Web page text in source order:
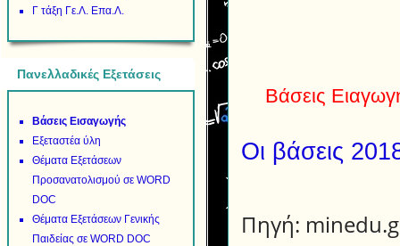
Γ τάξη Γε.Λ. Επα.Λ.
Πανελλαδικές Εξετάσεις
Βάσεις Εισαγωγής
Εξεταστέα ύλη
Θέματα Εξετάσεων
Προσανατολισμού σε WORD
DOC
Θέματα Εξετάσεων Γενικής
Παιδείας σε WORD DOC
Βάσεις
Οι βάσεις
Πηγή: